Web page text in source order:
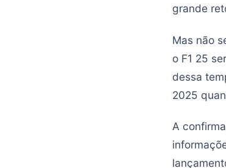
grande
Mas não
o F1 25
dessa
2025
A